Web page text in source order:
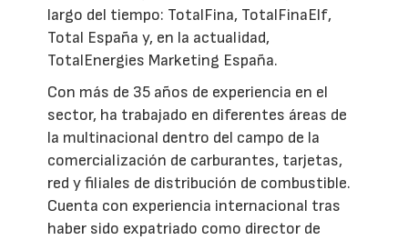
largo del tiempo: TotalFina, TotalFinaElf,
Total España y, en la actualidad,
TotalEnergies Marketing España.
Con más de 35 años de experiencia en el
sector, ha trabajado en diferentes áreas de
la multinacional dentro del campo de la
comercialización de carburantes, tarjetas,
red y filiales de distribución de combustible.
Cuenta con experiencia internacional tras
haber sido expatriado como director de